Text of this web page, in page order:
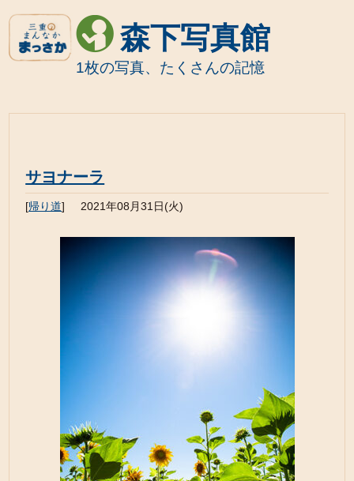
森下写真館
1枚の写真、たくさんの記憶
サヨナーラ
[帰り道] 2021年08月31日(火)